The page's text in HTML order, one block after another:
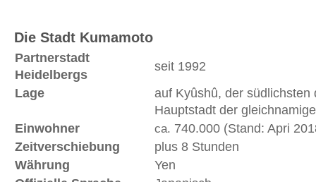
Die Stadt Kumamoto
Partnerstadt
Heidelbergs
seit 1992
Lage
auf Kyûshû, der
Hauptstadt der
Einwohner
ca. 740.000 (Stand: Apri
Zeitverschiebung
plus 8 Stunden
Währung
Yen